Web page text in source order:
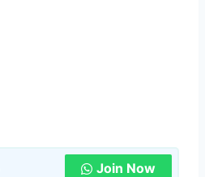
Join Now